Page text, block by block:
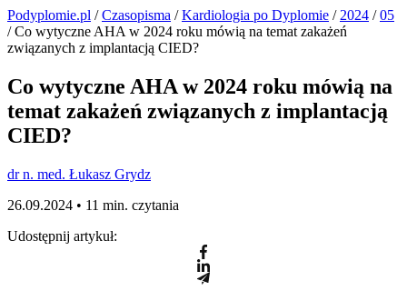
Podyplomie.pl /Czasopisma /Kardiologia po Dyplomie / 2024 /05
/ Co wytyczne AHA w 2024 roku mówią na temat zakażeń
związanych z implantacją CIED?
Co wytyczne AHA w 2024 roku mówią na
temat zakażeń związanych z implantacją
CIED?
dr n. med. Łukasz Grydz
26.09.2024 • 11 min. czytania
Udostępnij artykuł: